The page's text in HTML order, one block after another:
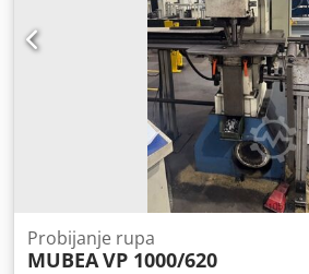
materijal do: 12 mm - Pravokutno
mm - Probijač rupa: - Sila probijanja
beskonačno podesiv: 0–60 mm -
mm u 16 mm - Dubina vrata: 320 mm
400 V / 5,5 kW Dcodpfsy Uwu Ujx
radna cilindra, svaki s vlastitom
Prostorni zahtjev cca Š 1400 x V 1600
cca 1300 kg - Uključen: više različitih
posebnom ormaru za alat - Stol s
naslanjanje - Graničnik
Probijanje rupa
MUBEAVP 1000/620